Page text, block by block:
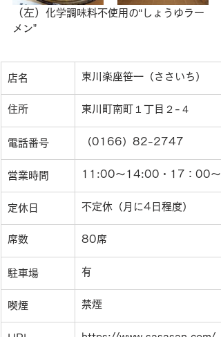
（左） 化学調味料不使用の“しょうゆラー
メン”
店名 東川楽座笹一（ささいち）
住所 東川町南町１丁目２-４
電話番号 （0166）82-2747
営業時間 11:00〜14:00・17：00〜
定休日 不定休（月に4日程度）
席数 80席
駐車場 有
喫煙 禁煙